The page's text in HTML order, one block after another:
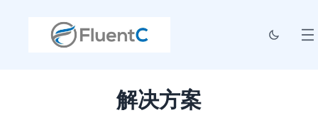
解决方案